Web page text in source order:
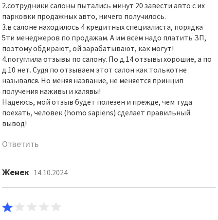
2.сотрудники салоны пытались минут 20 завести авто с их
парковки продажных авто, ничего получилось.
3.в салоне находилось 4 кредитных специалиста, порядка
5ти менеджеров по продажам. А им всем надо платить ЗП,
поэтому обдирают, ой зарабатывают, как могут!
4.погуглила отзывы по салону. По д.14 отзывы хорошие, а по
д.10 нет. Судя по отзываем этот салон как толькотне
назывался. Но меняя название, не меняется принцип
получения наживы и халявы!
Надеюсь, мой отзыв будет полезен и прежде, чем туда
поехать, человек (homo sapiens) сделает правильный
вывод!
Ответить
Женек 14.10.2024